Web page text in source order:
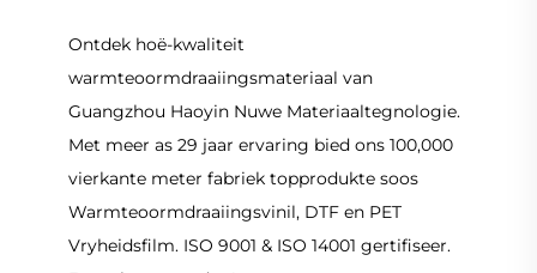
Ontdek hoë-kwaliteit
warmteoormdraaiingsmateriaal van
Guangzhou Haoyin Nuwe Materiaaltegnologie.
Met meer as 29 jaar ervaring bied ons 100,000
vierkante meter fabriek topprodukte soos
Warmteoormdraaiingsvinil, DTF en PET
Vryheidsfilm. ISO 9001 & ISO 14001 gertifiseer.